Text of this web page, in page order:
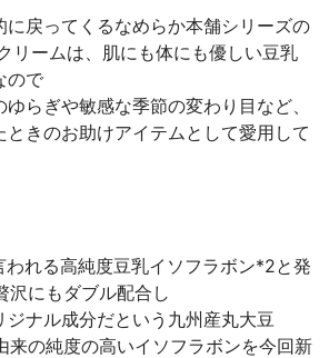
に戻ってくるなめらか本舗シリーズの
リームは、肌にも体にも優しい豆乳
ので
らぎや敏感な季節の変わり目など、
ときのお助けアイテムとして愛用して
われる高純度豆乳イソフラボン*2と発
にもダブル配合し
ジナル成分だという九州産丸大豆
来の純度の高いイソフラボンを今回新